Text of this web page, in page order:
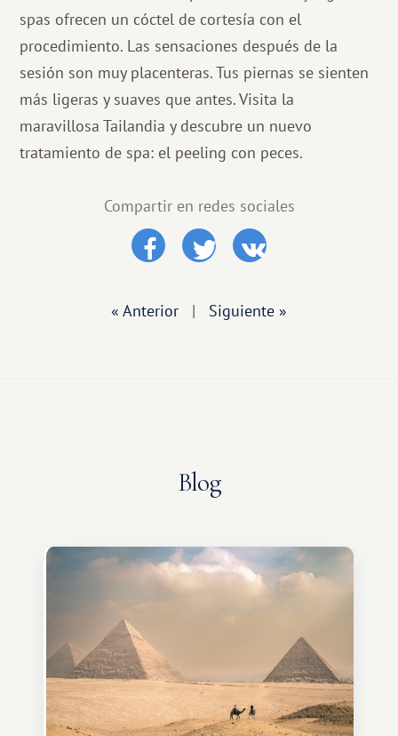
spas ofrecen un cóctel de cortesía con el
procedimiento. Las sensaciones después de la
sesión son muy placenteras. Tus piernas se sienten
más ligeras y suaves que antes. Visita la
maravillosa Tailandia y descubre un nuevo
tratamiento de spa: el peeling con peces.
Compartir en redes sociales
« Anterior | Siguiente »
Blog